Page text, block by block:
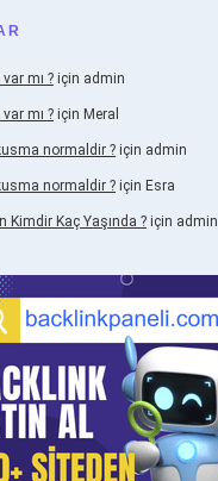
mı ? için admin
mı ? için Meral
normaldir ? için admin
normaldir ? için Esra
Kimdir Kaç Yaşında ? için admin